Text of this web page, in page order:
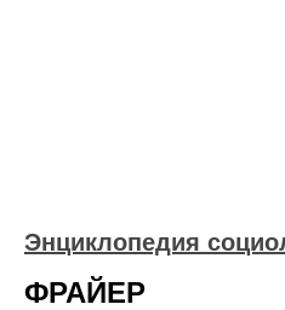
Энциклопедия
ФРАЙЕР